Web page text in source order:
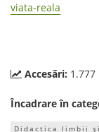
viata-reala
Accesări: 1.777
Încadrare în
Didactica limbii